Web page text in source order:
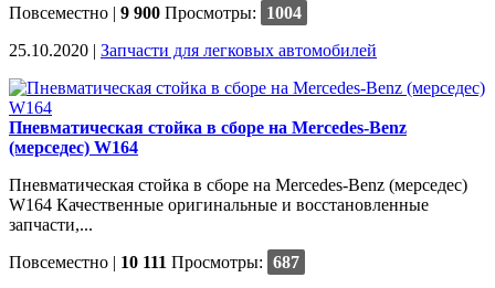
Повсеместно | 9 900 Просмотры:
1004
25.10.2020 | Запчасти для легковых автомобилей
Пневматическая стойка в сборе на Mercedes-Benz
(мерседес) W164
Пневматическая стойка в сборе на Mercedes-Benz (мерседес)
W164 Качественные оригинальные и восстановленные
запчасти,...
Повсеместно | 10 111 Просмотры: 687